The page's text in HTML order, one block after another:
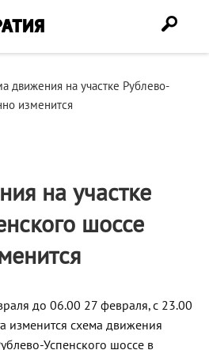
движения на участке Рублево-
изменится
на участке
шоссе
до 06.00 27 февраля, с 23.00
изменится схема движения
Успенского шоссе в